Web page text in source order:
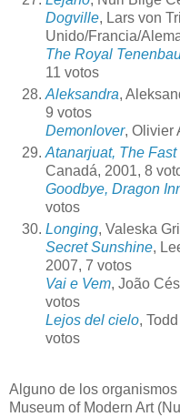
Dogville, Lars von
Unido/Francia/
The Royal
11 votos
Aleksandra,
9 votos
Demonlover, Olivier
Atanarjuat, The
Canadá, 2001, 8
Goodbye, Dragon
votos
Longing, Valeska
Secret Sunshine,
2007, 7 votos
Vai e Vem, João
votos
Lejos del cielo,
votos
Alguno de los
Museum of Modern Art